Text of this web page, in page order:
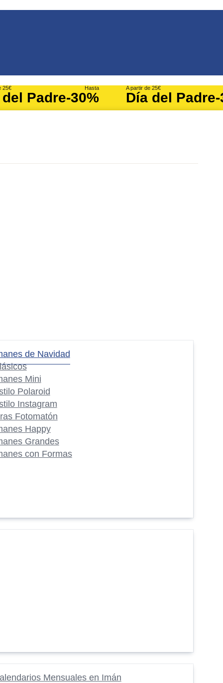
25€
Padre
Hasta
-30%
A partir de 25€
Día del Padre
de Navidad
Mini
Polaroid
Instagram
Fotomatón
Happy
Grandes
con Formas
Mensuales en Imán